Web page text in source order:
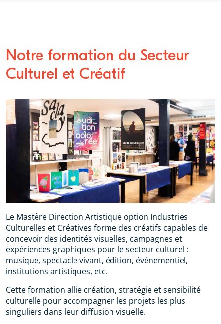
Notre formation du Secteur
Culturel et Créatif
Le Mastère Direction Artistique option Industries
Culturelles et Créatives forme des créatifs capables de
concevoir des identités visuelles, campagnes et
expériences graphiques pour le secteur culturel :
musique, spectacle vivant, édition, événementiel,
institutions artistiques, etc.
Cette formation allie création, stratégie et sensibilité
culturelle pour accompagner les projets les plus
singuliers dans leur diffusion visuelle.